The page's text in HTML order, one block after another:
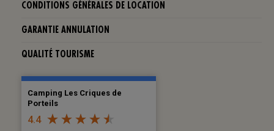
CONDITIONS GÉNÉRALES DE LOCATION
GARANTIE ANNULATION
QUALITÉ TOURISME
Camping Les Criques de
Porteils
4.4